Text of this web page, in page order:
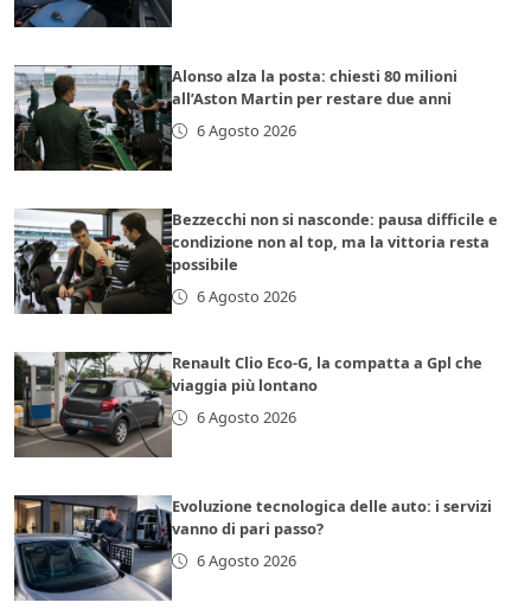
Alonso alza la posta: chiesti 80 milioni
all’Aston Martin per restare due anni
6 Agosto 2026
Bezzecchi non si nasconde: pausa difficile e
condizione non al top, ma la vittoria resta
possibile
6 Agosto 2026
Renault Clio Eco-G, la compatta a Gpl che
viaggia più lontano
6 Agosto 2026
Evoluzione tecnologica delle auto: i servizi
vanno di pari passo?
6 Agosto 2026